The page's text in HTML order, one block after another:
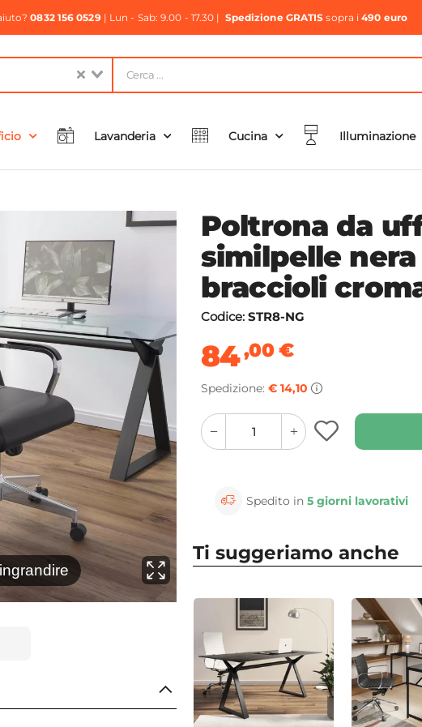
0832 156 0529| Lun - Sab: 9.00 - 17.30 | Spedizione GRATIS sopra i490 euro
Lavanderia Cucina Illuminazione
⚲ Clicca per
Poltrona da
similpelle
braccioli
Codice: STR8-NG
84,00€
Spedizione: € 14,10
quantity
button
quantity
minus
button
Spedito in5 giorni lavorativi
Ti suggeriamo anche